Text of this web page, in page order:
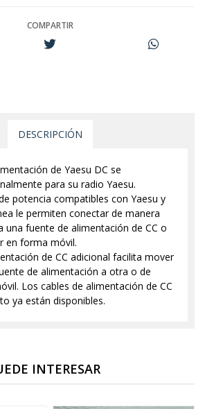
COMPARTIR
DESCRIPCIÓN
de Yaesu DC se
para su radio Yaesu.
potencia compatibles con Yaesu y
le permiten conectar de manera
una fuente de alimentación de CC o
en forma móvil.
de CC adicional facilita mover
de alimentación a otra o de
Los cables de alimentación de CC
ya están disponibles.
INTERESAR